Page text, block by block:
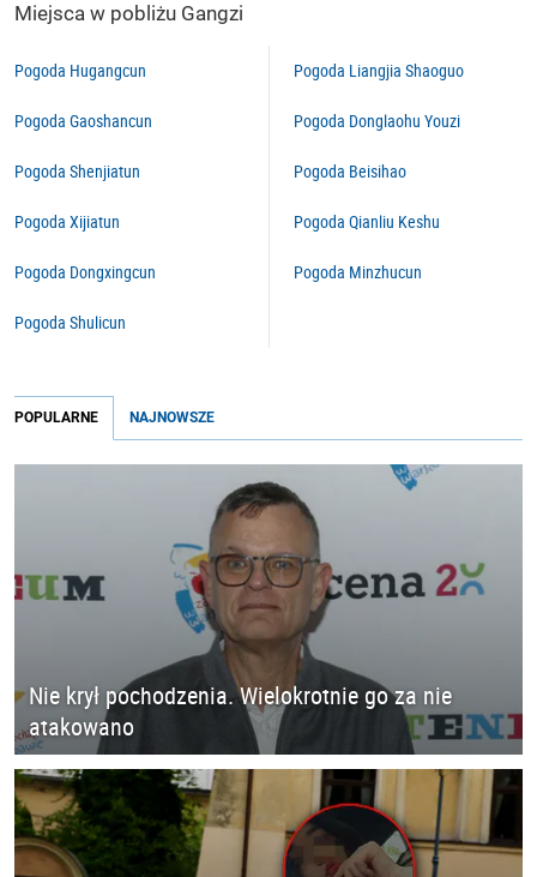
Miejsca w pobliżu Gangzi
Pogoda Hugangcun
Pogoda Gaoshancun
Pogoda Shenjiatun
Pogoda Xijiatun
Pogoda Dongxingcun
Pogoda Shulicun
Pogoda Liangjia Shaoguo
Pogoda Donglaohu Youzi
Pogoda Beisihao
Pogoda Qianliu Keshu
Pogoda Minzhucun
POPULARNE NAJNOWSZE
Nie krył pochodzenia. Wielokrotnie go za nie
atakowano